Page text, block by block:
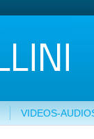
VIDEOS-